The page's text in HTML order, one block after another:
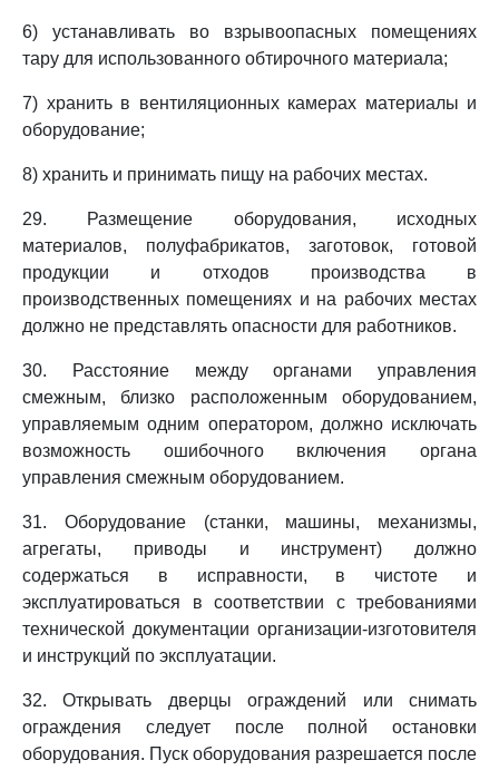
6) устанавливать во взрывоопасных помещениях
тару для использованного обтирочного материала;
7) хранить в вентиляционных камерах материалы и
оборудование;
8) хранить и принимать пищу на рабочих местах.
29. Размещение оборудования, исходных
материалов, полуфабрикатов, заготовок, готовой
продукции и отходов производства в
производственных помещениях и на рабочих местах
должно не представлять опасности для работников.
30. Расстояние между органами управления
смежным, близко расположенным оборудованием,
управляемым одним оператором, должно исключать
возможность ошибочного включения органа
управления смежным оборудованием.
31. Оборудование (станки, машины, механизмы,
агрегаты, приводы и инструмент) должно
содержаться в исправности, в чистоте и
эксплуатироваться в соответствии с требованиями
технической документации организации-изготовителя
и инструкций по эксплуатации.
32. Открывать дверцы ограждений или снимать
ограждения следует после полной остановки
оборудования. Пуск оборудования разрешается после